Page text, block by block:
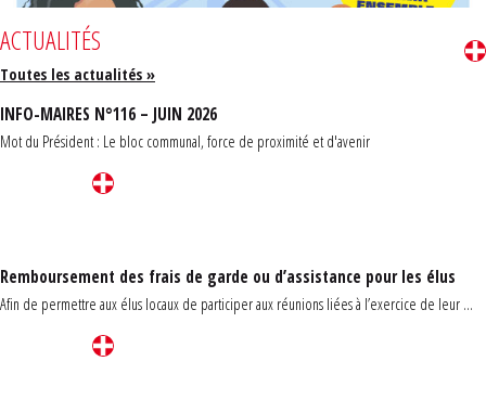
ACTUALITÉS
Toutes les actualités »
INFO-MAIRES N°116 – JUIN 2026
Mot du Président : Le bloc communal, force de proximité et d'avenir
Remboursement des frais de garde ou d’assistance pour les élus
Afin de permettre aux élus locaux de participer aux réunions liées à l’exercice de leur ...